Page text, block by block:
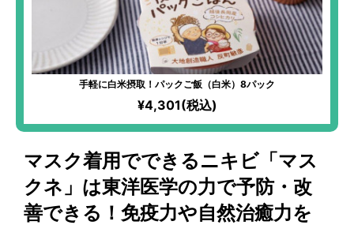
手軽に白米摂取！パックご飯（白米）8パック
¥4,301(税込)
マスク着用でできるニキビ「マス
クネ」は東洋医学の力で予防・改
善できる！免疫力や自然治癒力を